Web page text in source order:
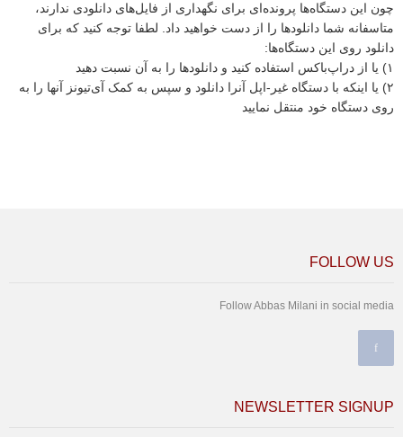
چون این دستگاه‌ها پرونده‌ای برای نگهداری از فایل‌های دانلودی ندارند،
متاسفانه شما دانلودها را از دست خواهید داد. لطفا توجه کنید که برای
دانلود روی این دستگاه‌ها:
١) یا از دراپ‌باکس استفاده کنید و دانلودها را به آن نسبت دهید
٢) یا اینکه با دستگاه غیر-اپل آنرا دانلود و سپس به کمک آی‌تیونز آنها را به
روی دستگاه خود منتقل نمایید
FOLLOW US
Follow Abbas Milani in social media
NEWSLETTER SIGNUP